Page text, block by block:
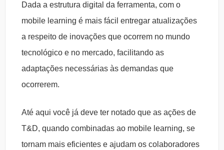
Dada a estrutura digital da ferramenta, com o
mobile learning é mais fácil entregar atualizações
a respeito de inovações que ocorrem no mundo
tecnológico e no mercado, facilitando as
adaptações necessárias às demandas que
ocorrerem.
Até aqui você já deve ter notado que as ações de
T&D, quando combinadas ao mobile learning, se
tornam mais eficientes e ajudam os colaboradores